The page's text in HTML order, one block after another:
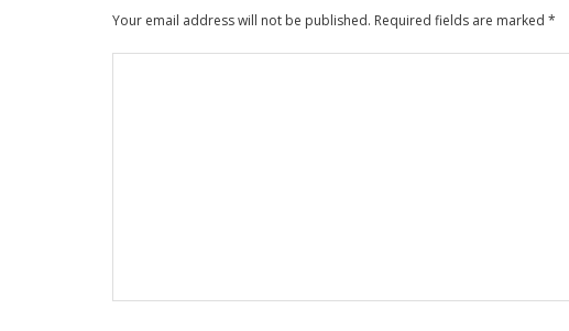
Your email address will not be published. Required fields are marked*